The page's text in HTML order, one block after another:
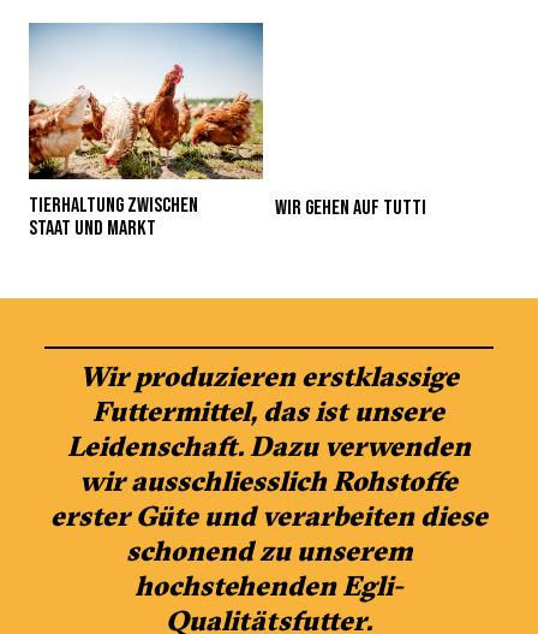
TIERHALTUNG ZWISCHEN
STAAT UND MARKT
WIR GEHEN AUF TUTTI
Wir produzieren erstklassige
Futtermittel, das ist unsere
Leidenschaft. Dazu verwenden
wir ausschliesslich Rohstoffe
erster Güte und verarbeiten diese
schonend zu unserem
hochstehenden Egli-
Qualitätsfutter.